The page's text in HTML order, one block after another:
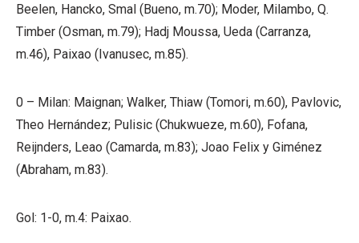
Beelen, Hancko, Smal (Bueno, m.70); Moder, Milambo, Q.
Timber (Osman, m.79); Hadj Moussa, Ueda (Carranza,
m.46), Paixao (Ivanusec, m.85).
0 – Milan: Maignan; Walker, Thiaw (Tomori, m.60), Pavlovic,
Theo Hernández; Pulisic (Chukwueze, m.60), Fofana,
Reijnders, Leao (Camarda, m.83); Joao Felix y Giménez
(Abraham, m.83).
Gol: 1-0, m.4: Paixao.